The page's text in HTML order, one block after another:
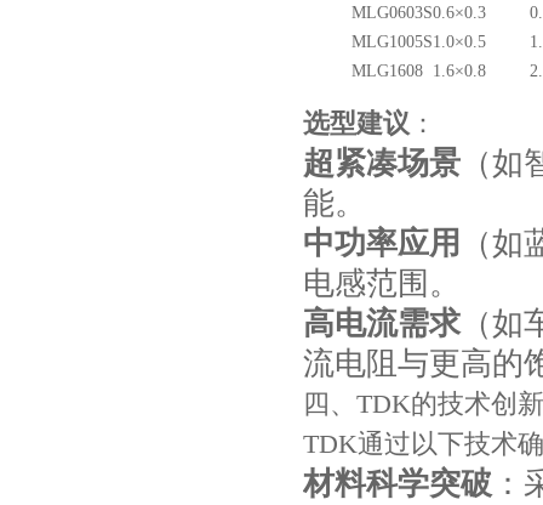
MLG0603S0.6×0.3
MLG1005S1.0×0.5
MLG1608 1.6×0.8
选型建议 ：
超紧凑场景 （
能。
中功率应用
（
电感范围。
高电流需求（如
流电阻与更高的
四、TDK的技术创
TDK通过以下技术
材料科学突破 ：